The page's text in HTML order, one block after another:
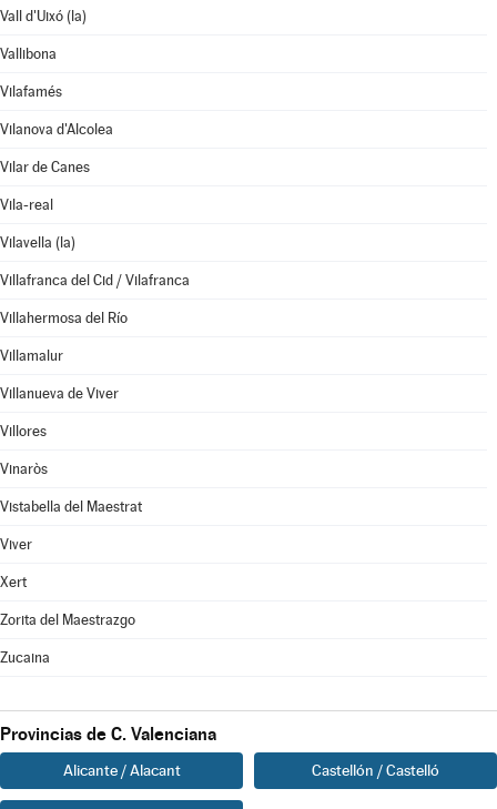
Vall d'Uixó (la)
Vallibona
Vilafamés
Vilanova d'Alcolea
Vilar de Canes
Vila-real
Vilavella (la)
Villafranca del Cid / Vilafranca
Villahermosa del Río
Villamalur
Villanueva de Viver
Villores
Vinaròs
Vistabella del Maestrat
Viver
Xert
Zorita del Maestrazgo
Zucaina
Provincias de C. Valenciana
Alicante / Alacant Castellón / Castelló